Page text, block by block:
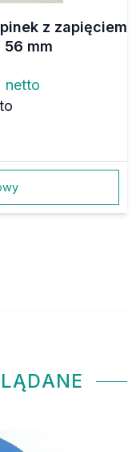
z zapięciem
mm
netto